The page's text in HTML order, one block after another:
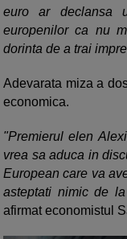
euro ar declansa
europenilor ca nu
dorinta de a trai
Adevarata miza a
economica.
"Premierul elen
vrea sa aduca in
European care va
asteptati nimic de
afirmat economistul